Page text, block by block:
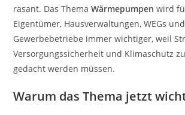
rasant. Das ThemaWärmepumpen wird
Eigentümer, Hausverwaltungen, WEGs und
Gewerbebetriebe immer wichtiger, weil
Versorgungssicherheit und Klimaschutz
gedacht werden müssen.
Warum das Thema jetzt